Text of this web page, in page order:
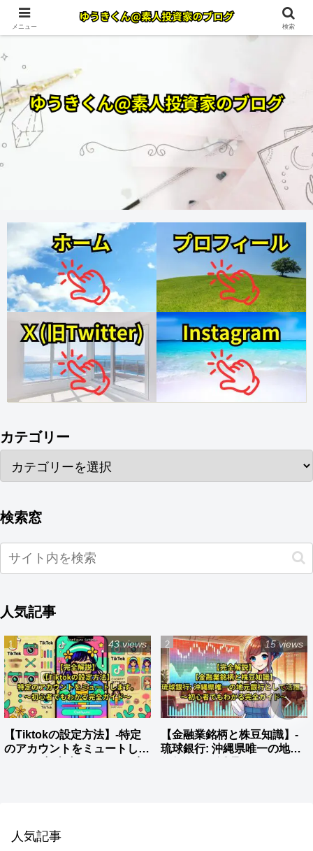
カテゴリー
検索窓
人気記事
【Tiktokの設定方法】-特定
のアカウントをミュートしま
43 views
【金融業銘柄と株豆知識】-
琉球銀行: 沖縄県唯一の地元
15 views
人気記事
メニュー 検索